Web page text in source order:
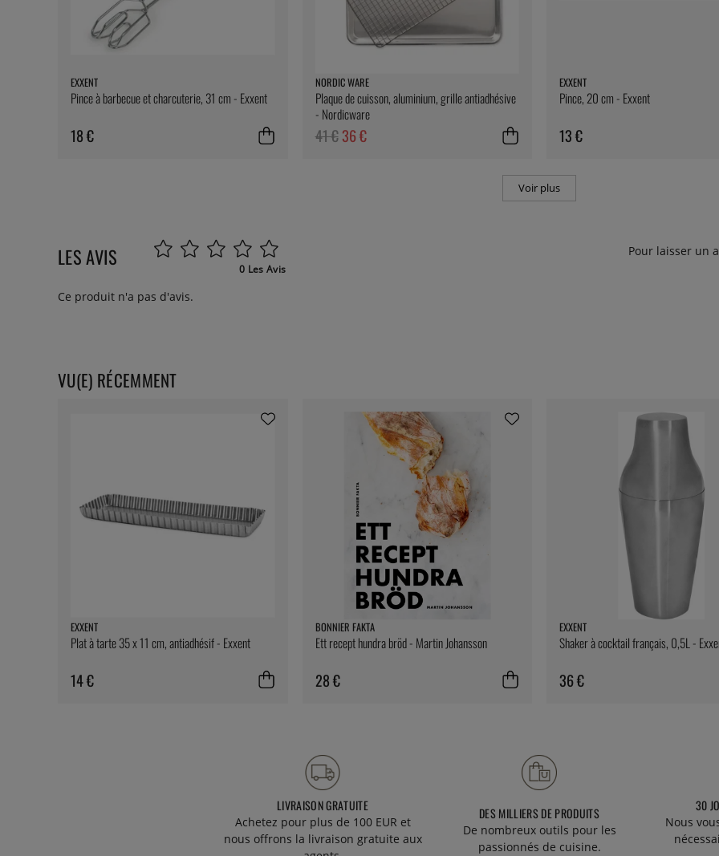
EXXENT
Pince à barbecue et charcuterie, 31 cm - Exxent
18 €
NORDIC WARE
Plaque de cuisson, aluminium, grille antiadhésive
- Nordicware
41 € 36 €
EXXENT
Pince, 20 cm - Exxent
13 €
Voir plus
LES AVIS 0 Les Avis
Pour laisser un
Ce produit n'a pas d'avis.
VU(E) RÉCEMMENT
EXXENT
Plat à tarte 35 x 11 cm, antiadhésif - Exxent
14 €
BONNIER FAKTA
Ett recept hundra bröd - Martin Johansson
28 €
EXXENT
Shaker à cocktail français, 0,5L -
36 €
LIVRAISON GRATUITE
Achetez pour plus de 100 EUR et
nous offrons la livraison gratuite aux
DES MILLIERS DE PRODUITS
De nombreux outils pour les
passionnés de cuisine.
30
Nous